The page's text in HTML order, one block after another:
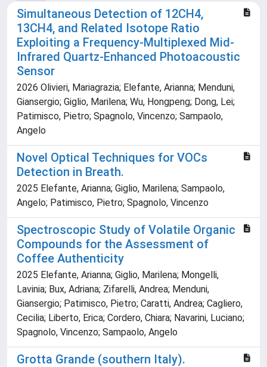
Simultaneous Detection of 12CH4,
13CH4, and Related Isotope Ratio
Exploiting a Frequency-Multiplexed Mid-
Infrared Quartz-Enhanced Photoacoustic
Sensor
2026 Olivieri, Mariagrazia; Elefante, Arianna; Menduni,
Giansergio; Giglio, Marilena; Wu, Hongpeng; Dong, Lei;
Patimisco, Pietro; Spagnolo, Vincenzo; Sampaolo,
Angelo
Novel Optical Techniques for VOCs
Detection in Breath.
2025 Elefante, Arianna; Giglio, Marilena; Sampaolo,
Angelo; Patimisco, Pietro; Spagnolo, Vincenzo
Spectroscopic Study of Volatile Organic
Compounds for the Assessment of
Coffee Authenticity
2025 Elefante, Arianna; Giglio, Marilena; Mongelli,
Lavinia; Bux, Adriana; Zifarelli, Andrea; Menduni,
Giansergio; Patimisco, Pietro; Caratti, Andrea; Cagliero,
Cecilia; Liberto, Erica; Cordero, Chiara; Navarini, Luciano;
Spagnolo, Vincenzo; Sampaolo, Angelo
Grotta Grande (southern Italy).